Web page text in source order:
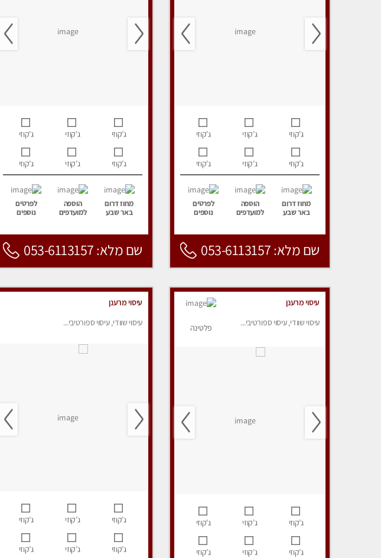
ג’קוזי ג’קוזי ג’קוזי
ג’קוזי ג’קוזי ג’קוזי
מחוז דרום
באר שבע
הוספה
למועדפים
לפרטים
נוספים
שם מלא: 053-6113157
ג’קוזי ג’קוזי ג’קוזי
ג’קוזי ג’קוזי ג’קוזי
מחוז דרום
באר שבע
הוספה
למועדפים
לפרטים
נוספים
שם מלא: 053-6113157
עיסוי מרענן
עיסוי שוודי, עיסוי ספורטיבי...
פלטינה
ג’קוזי ג’קוזי ג’קוזי
ג’קוזי ג’קוזי ג’קוזי
עיסוי מרענן
עיסוי שוודי, עיסוי ספורטיבי...
ג’קוזי ג’קוזי ג’קוזי
ג’קוזי ג’קוזי ג’קוזי